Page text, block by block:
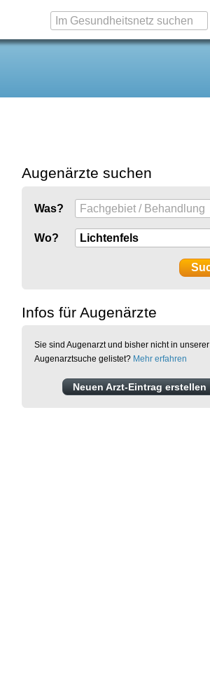
Augenärzte suchen
Was?
Wo?
Infos für Augenärzte
Sie sind Augenarzt und bisher nicht in unserer
Augenarztsuche gelistet? Mehr erfahren
Neuen Arzt-Eintrag erstellen